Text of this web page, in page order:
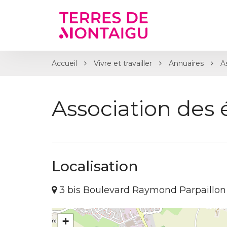
Accueil Vivre et travailler Annuaires
Association des
Localisation
3 bis Boulevard Raymond
+